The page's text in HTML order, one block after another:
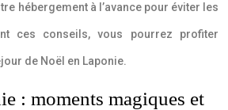
hébergement à l’avance pour éviter les
ces conseils, vous pourrez profiter
de Noël en Laponie.
: moments magiques et